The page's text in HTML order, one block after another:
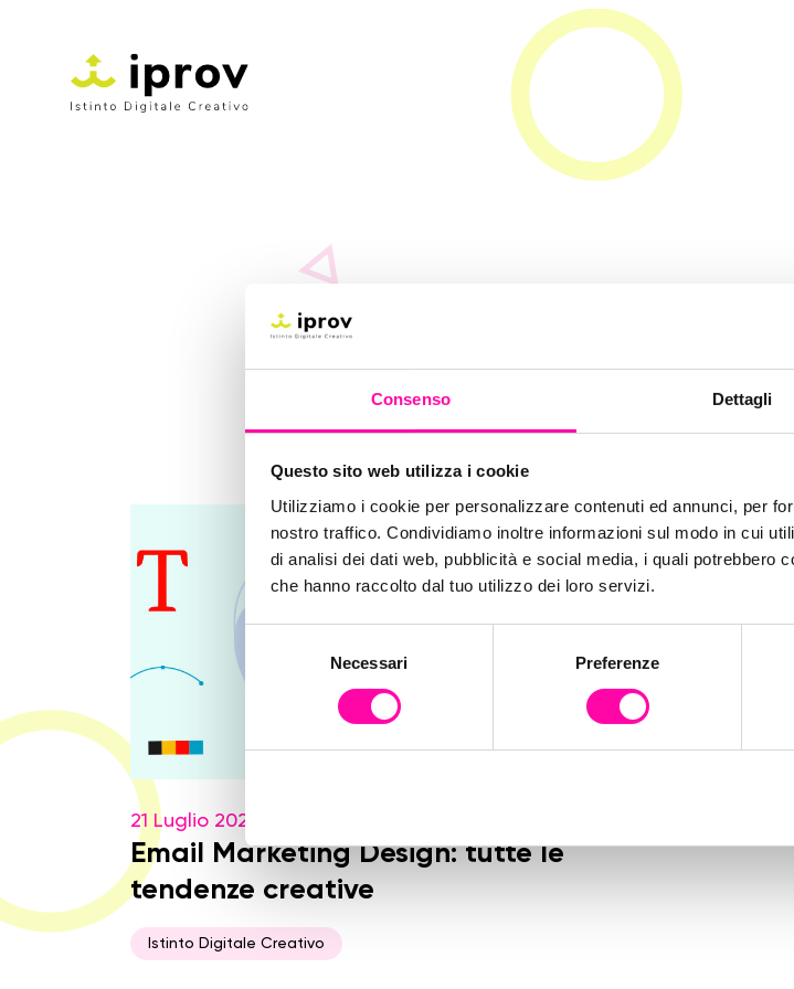
Consenso Dettagli
Questo sito web utilizza i cookie
Utilizziamo i cookie per personalizzare contenuti ed annunci, per
nostro traffico. Condividiamo inoltre informazioni sul modo in cui
di analisi dei dati web, pubblicità e social media, i quali potrebbero
che hanno raccolto dal tuo utilizzo dei loro servizi.
n
e
e
l
c
Necessari Preferenze
newsletter
21 Luglio 2021
Email Marketing Design: tutte le
tendenze creative
Istinto Digitale Creativo